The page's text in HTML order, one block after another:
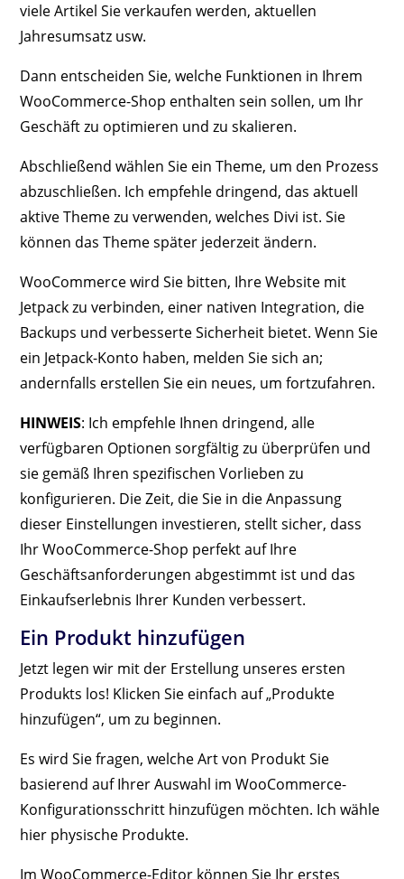
viele Artikel Sie verkaufen werden, aktuellen
Jahresumsatz usw.
Dann entscheiden Sie, welche Funktionen in Ihrem
WooCommerce-Shop enthalten sein sollen, um Ihr
Geschäft zu optimieren und zu skalieren.
Abschließend wählen Sie ein Theme, um den Prozess
abzuschließen. Ich empfehle dringend, das aktuell
aktive Theme zu verwenden, welches Divi ist. Sie
können das Theme später jederzeit ändern.
WooCommerce wird Sie bitten, Ihre Website mit
Jetpack zu verbinden, einer nativen Integration, die
Backups und verbesserte Sicherheit bietet. Wenn Sie
ein Jetpack-Konto haben, melden Sie sich an;
andernfalls erstellen Sie ein neues, um fortzufahren.
HINWEIS: Ich empfehle Ihnen dringend, alle
verfügbaren Optionen sorgfältig zu überprüfen und
sie gemäß Ihren spezifischen Vorlieben zu
konfigurieren. Die Zeit, die Sie in die Anpassung
dieser Einstellungen investieren, stellt sicher, dass
Ihr WooCommerce-Shop perfekt auf Ihre
Geschäftsanforderungen abgestimmt ist und das
Einkaufserlebnis Ihrer Kunden verbessert.
Ein Produkt hinzufügen
Jetzt legen wir mit der Erstellung unseres ersten
Produkts los! Klicken Sie einfach auf „Produkte
hinzufügen“, um zu beginnen.
Es wird Sie fragen, welche Art von Produkt Sie
basierend auf Ihrer Auswahl im WooCommerce-
Konfigurationsschritt hinzufügen möchten. Ich wähle
hier physische Produkte.
Im WooCommerce-Editor können Sie Ihr erstes